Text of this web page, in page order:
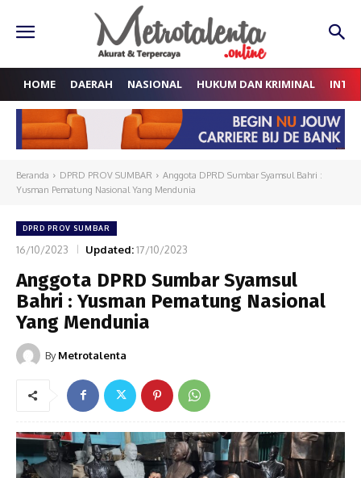
HOME DAERAH NASIONAL HUKUM DAN KRIMINAL
Beranda DPRD PROV SUMBAR
Anggota DPRD Sumbar Syamsul Bahri :
Yusman Pematung Nasional Yang Mendunia
DPRD PROV SUMBAR
16/10/2023 Updated:17/10/2023
Anggota DPRD Sumbar Syamsul
Bahri : Yusman Pematung Nasional
Yang Mendunia
By Metrotalenta